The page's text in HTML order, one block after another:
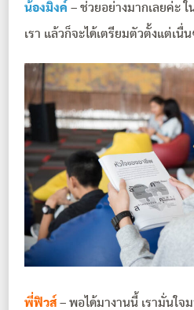
น้องมิ้งค์ – ช่วยอย่างมากเลยค่ะ
เรา แล้วก็จะได้เตรียมตัวตั้งแต่เนื่
พี่ฟิวส์ – พอได้มางานนี้ เรามั่นใจ